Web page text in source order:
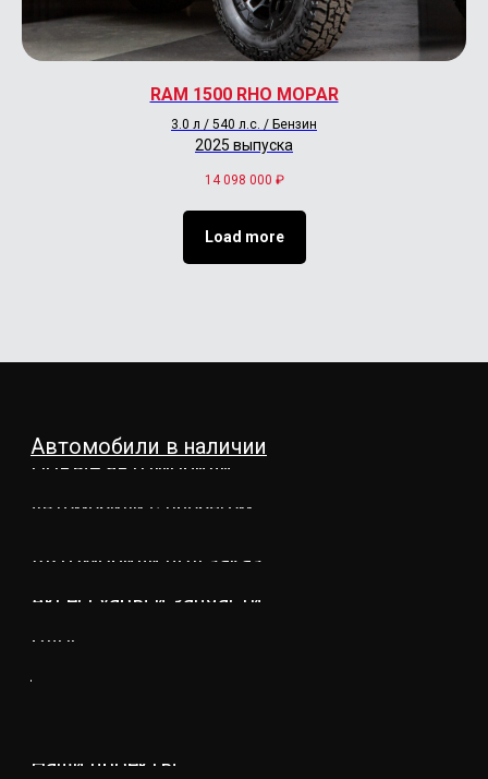
RAM 1500 RHO MOPAR
3.0 л / 540 л.с. / Бензин
2025 выпуска
14 098 000 ₽
Load more